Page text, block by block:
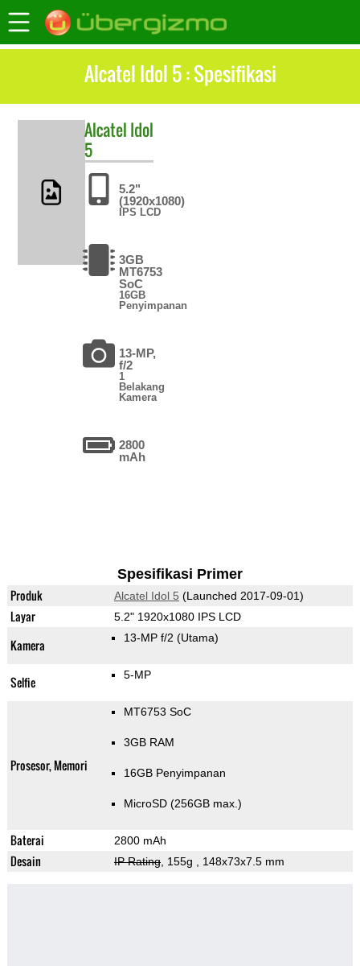
Alcatel Idol 5 : Spesifikasi
Alcatel Idol
5
5.2"
(1920x1080)
IPS LCD
3GB
MT6753
SoC
16GB
Penyimpanan
13-MP,
f/2
1
Belakang
Kamera
2800
mAh
Spesifikasi Primer
Produk Alcatel Idol 5 (Launched 2017-09-01)
Layar 5.2" 1920x1080 IPS LCD
Kamera 13-MP f/2 (Utama)
Selfie 5-MP
Prosesor, Memori
MT6753 SoC
3GB RAM
16GB Penyimpanan
MicroSD (256GB max.)
Baterai 2800 mAh
Desain IP Rating, 155g , 148x73x7.5 mm